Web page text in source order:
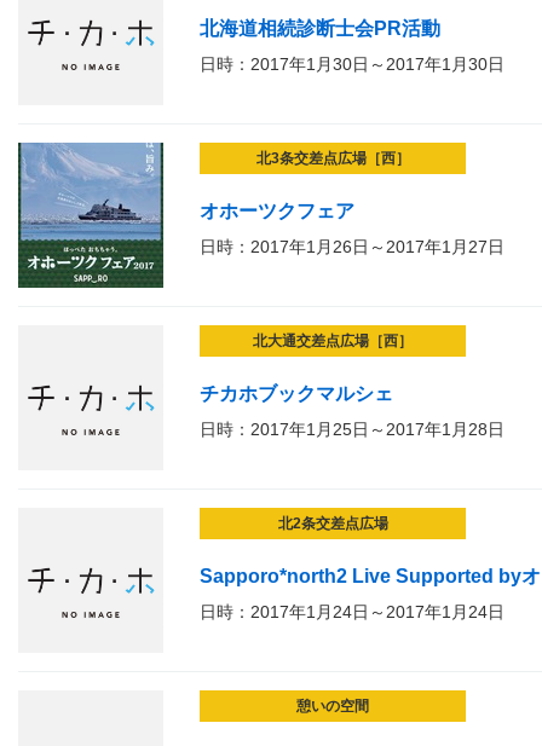
北海道相続診断士会PR活動
日時：2017年1月30日～2017年1月30日
北3条交差点広場［西］
オホーツクフェア
日時：2017年1月26日～2017年1月27日
北大通交差点広場［西］
チカホブックマルシェ
日時：2017年1月25日～2017年1月28日
北2条交差点広場
Sapporo*north2 Live Supported byオ
日時：2017年1月24日～2017年1月24日
憩いの空間